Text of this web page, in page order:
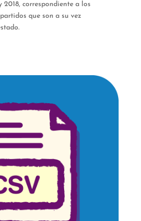
2018, correspondiente a los
que son a su vez